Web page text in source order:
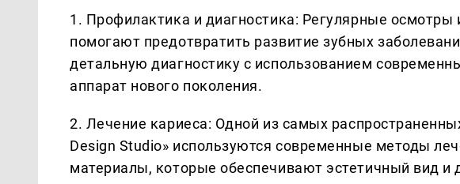
1. Профилактика и диагностика: Регулярные осмотры
помогают предотвратить развитие зубных
детальную диагностику с использованием
аппарат нового поколения.
2. Лечение кариеса: Одной из самых
Design Studio» используются современные методы
материалы, которые обеспечивают эстетичный вид и